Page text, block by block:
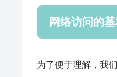
网络访问的
为了便于理解，我